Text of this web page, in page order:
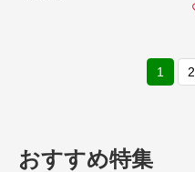
1 2
おすすめ特集